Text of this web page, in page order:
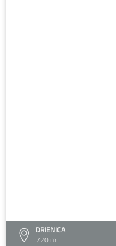
DRIENICA
720 m